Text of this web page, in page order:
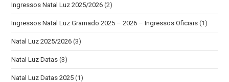
Ingressos Natal Luz 2025/2026 (2)
Ingressos Natal Luz Gramado 2025 – 2026 – Ingressos Oficiais (1)
Natal Luz 2025/2026 (3)
Natal Luz Datas (3)
Natal Luz Datas 2025 (1)